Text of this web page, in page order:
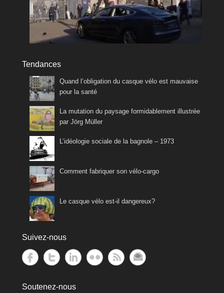
Tendances
Quand l’obligation du casque vélo est mauvaise
pour la santé
La mutation du paysage formidablement illustrée
par Jörg Müller
L’idéologie sociale de la bagnole – 1973
Comment fabriquer son vélo-cargo
Le casque vélo est-il dangereux?
Suivez-nous
Soutenez-nous